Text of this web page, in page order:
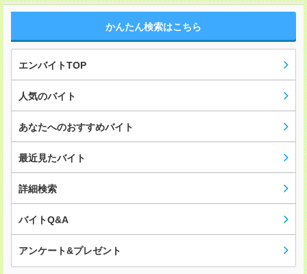
かんたん検索はこちら
エンバイトTOP
人気のバイト
あなたへのおすすめバイト
最近見たバイト
詳細検索
バイトQ&A
アンケート&プレゼント